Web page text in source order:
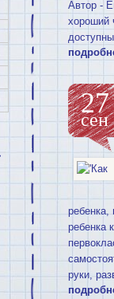
Автор -
хороший
27
сен
ребенка,
ребенка
руки,